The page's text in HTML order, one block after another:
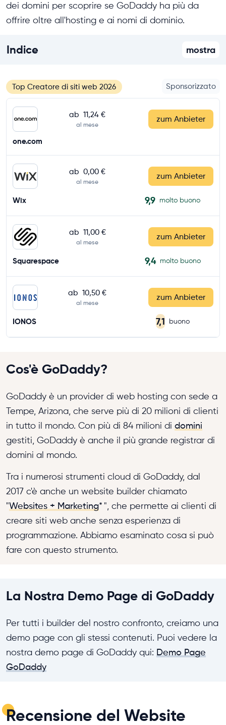
dei domini per scoprire se GoDaddy ha più da
offrire oltre all'hosting e ai nomi di dominio.
Indice mostra
Top Creatore di siti web 2026 Sponsorizzato
ab 11,24 €
al mese
zum Anbieter
one.com
ab 0,00 €
al mese
zum Anbieter
Wix 9,9 molto buono
ab 11,00 €
al mese
zum Anbieter
Squarespace 9,4 molto buono
ab 10,50 €
al mese
zum Anbieter
IONOS 7,1 buono
Cos'è GoDaddy?
GoDaddy è un provider di web hosting con sede a
Tempe, Arizona, che serve più di 20 milioni di clienti
in tutto il mondo. Con più di 84 milioni di domini
gestiti, GoDaddy è anche il più grande registrar di
domini al mondo.
Tra i numerosi strumenti cloud di GoDaddy, dal
2017 c'è anche un website builder chiamato
"Websites + Marketing* ", che permette ai clienti di
creare siti web anche senza esperienza di
programmazione. Abbiamo esaminato cosa si può
fare con questo strumento.
La Nostra Demo Page di GoDaddy
Per tutti i builder del nostro confronto, creiamo una
demo page con gli stessi contenuti. Puoi vedere la
nostra demo page di GoDaddy qui: Demo Page
GoDaddy
Recensione del Website